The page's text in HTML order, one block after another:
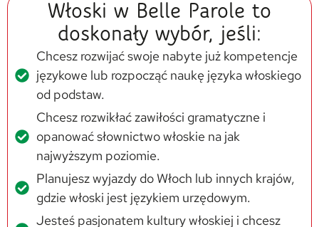
Włoski w Belle Parole to
doskonały wybór, jeśli:
Chcesz rozwijać swoje nabyte już kompetencje
językowe lub rozpocząć naukę języka włoskiego
od podstaw.
Chcesz rozwikłać zawiłości gramatyczne i
opanować słownictwo włoskie na jak
najwyższym poziomie.
Planujesz wyjazdy do Włoch lub innych krajów,
gdzie włoski jest językiem urzędowym.
Jesteś pasjonatem kultury włoskiej i chcesz